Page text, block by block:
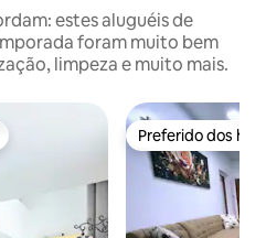
estes aluguéis de
foram muito bem
limpeza e muito mais.
dos hóspedes Preferido dos
Preferido dos